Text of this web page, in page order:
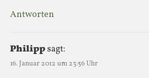
Antworten
Philippsagt:
16. Januar 2012 um 23:56 Uhr